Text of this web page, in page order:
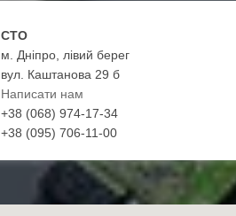
СТО
м. Дніпро, лівий берег
вул. Каштанова 29 б
Написати нам
+38 (068) 974-17-34
+38 (095) 706-11-00